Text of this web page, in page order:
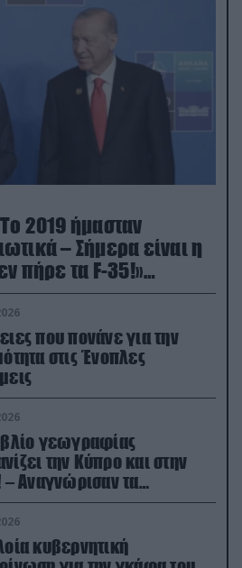
2019 ήμασταν
– Σήμερα είναι η
πήρε τα F-35!»
που πονάνε για την
στις Ένοπλες
γεωγραφίας
την Κύπρο και στην
– Αναγνώρισαν τα
(φωτο)
κυβερνητική